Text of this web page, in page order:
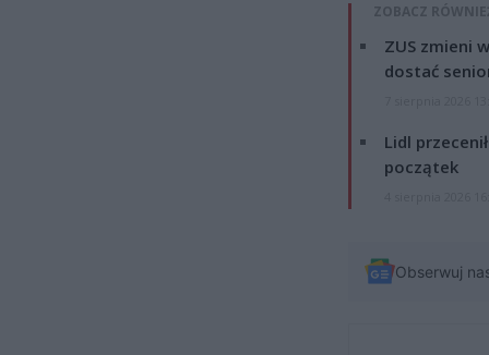
ZOBACZ
ZUS zmieni
dostać
Lidl
początek
Obserwuj